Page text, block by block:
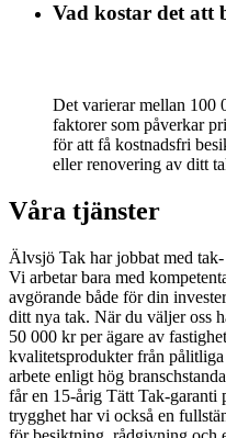
Vad kostar det att
Det varierar mellan 100
faktorer som påverkar
för att få kostnadsfri
eller renovering av ditt
Våra tjänster
Älvsjö Tak har jobbat med
Vi arbetar bara med
avgörande både för din
ditt nya tak. När du väljer oss
50 000 kr per ägare av
kvalitetsprodukter från
arbete enligt hög
får en 15-årig Tätt Tak-garanti
trygghet har vi också en